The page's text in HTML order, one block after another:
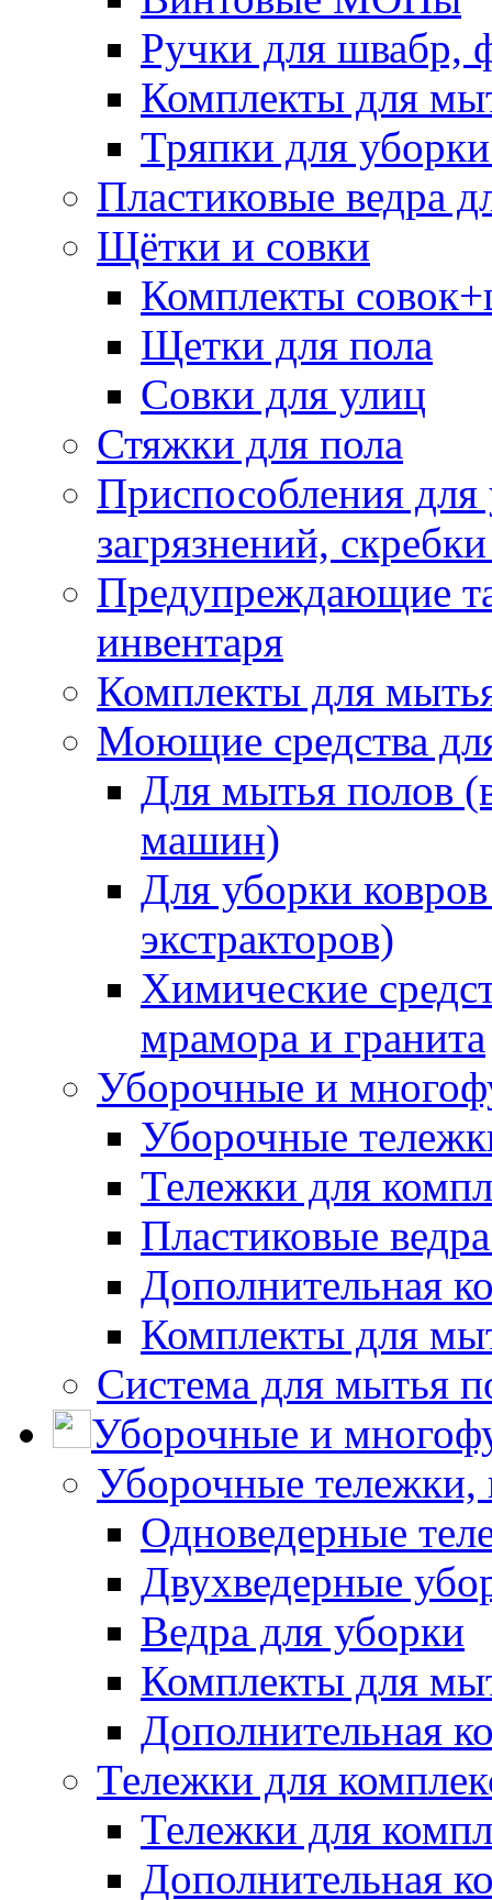
Ручки для швабр,
Комплекты для
Тряпки для
Пластиковые ведра
Щётки и совки
Комплекты
Щетки для пола
Совки для улиц
Стяжки для пола
Приспособления
загрязнений,
Предупреждающие
инвентаря
Комплекты для
Моющие средства
Для мытья полов
машин)
Для уборки
экстракторов)
Химические
мрамора и гранита
Уборочные и
Уборочные
Тележки для
Пластиковые
Дополнительная
Комплекты для
Система для мытья
Уборочные и
Уборочные тележки,
Одноведерные
Двухведерные
Ведра для уборки
Комплекты для
Дополнительная
Тележки для
Тележки для
Дополнительная